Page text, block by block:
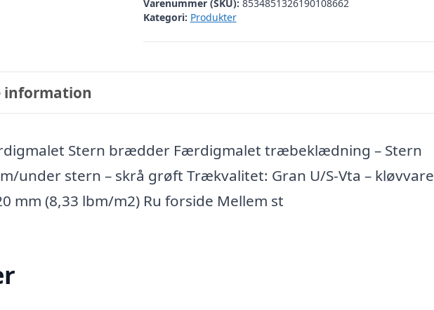
Varenummer (SKU): 8534851326190108662
Kategori: Produkter
information
Stern brædder Færdigmalet træbeklædning – Stern
under stern – skrå grøft Trækvalitet: Gran U/S-Vta – kløvvare
mm (8,33 lbm/m2) Ru forside Mellem st